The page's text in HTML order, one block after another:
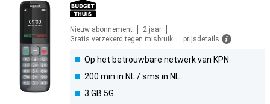
Nieuw abonnement
2 jaar
Gratis verzekerd tegen misbruik
prijsdetails
Op het betrouwbare netwerk van KPN
200 min in NL / sms in NL
3 GB 5G